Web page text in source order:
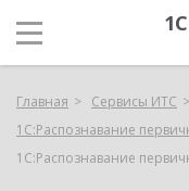
Главная
Сервисы ИТС
1С:Распознавание
1С:Распознавание